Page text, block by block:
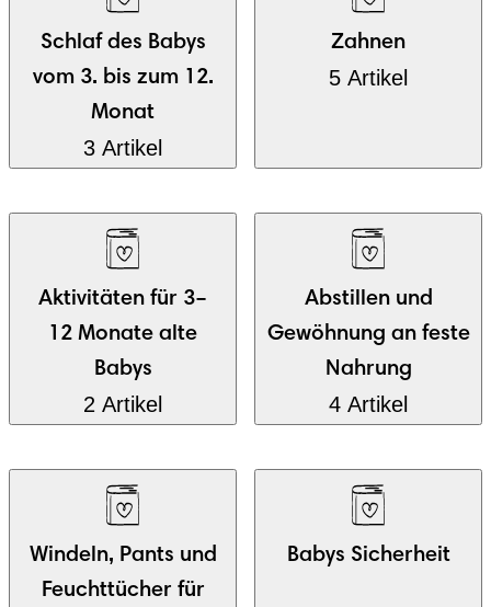
Schlaf des Babys
vom 3. bis zum 12.
Monat
3 Artikel
Zahnen
5 Artikel
Aktivitäten für 3–
12 Monate alte
Babys
2 Artikel
Abstillen und
Gewöhnung an feste
Nahrung
4 Artikel
Windeln, Pants und
Feuchttücher für
Babys Sicherheit